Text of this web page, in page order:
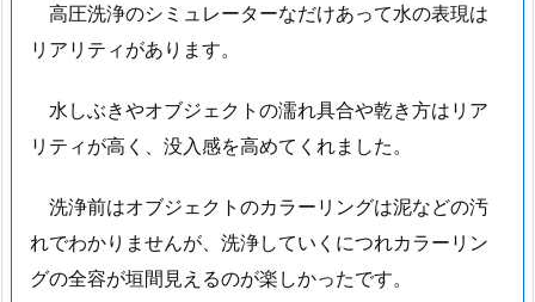
高圧洗浄のシミュレーターなだけあって水の表現は
リアリティがあります。
水しぶきやオブジェクトの濡れ具合や乾き方はリア
リティが高く、没入感を高めてくれました。
洗浄前はオブジェクトのカラーリングは泥などの汚
れでわかりませんが、洗浄していくにつれカラーリン
グの全容が垣間見えるのが楽しかったです。